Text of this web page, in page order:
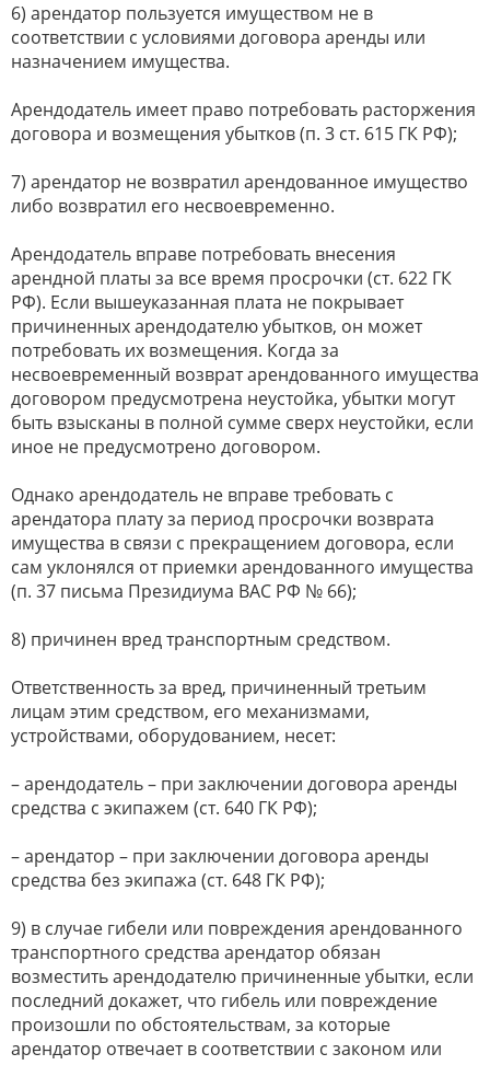
6) арендатор пользуется имуществом не в
соответствии с условиями договора аренды или
назначением имущества.
Арендодатель имеет право потребовать расторжения
договора и возмещения убытков (п. 3 ст. 615 ГК РФ);
7) арендатор не возвратил арендованное имущество
либо возвратил его несвоевременно.
Арендодатель вправе потребовать внесения
арендной платы за все время просрочки (ст. 622 ГК
РФ). Если вышеуказанная плата не покрывает
причиненных арендодателю убытков, он может
потребовать их возмещения. Когда за
несвоевременный возврат арендованного имущества
договором предусмотрена неустойка, убытки могут
быть взысканы в полной сумме сверх неустойки, если
иное не предусмотрено договором.
Однако арендодатель не вправе требовать с
арендатора плату за период просрочки возврата
имущества в связи с прекращением договора, если
сам уклонялся от приемки арендованного имущества
(п. 37 письма Президиума ВАС РФ № 66);
8) причинен вред транспортным средством.
Ответственность за вред, причиненный третьим
лицам этим средством, его механизмами,
устройствами, оборудованием, несет:
– арендодатель – при заключении договора аренды
средства с экипажем (ст. 640 ГК РФ);
– арендатор – при заключении договора аренды
средства без экипажа (ст. 648 ГК РФ);
9) в случае гибели или повреждения арендованного
транспортного средства арендатор обязан
возместить арендодателю причиненные убытки, если
последний докажет, что гибель или повреждение
произошли по обстоятельствам, за которые
арендатор отвечает в соответствии с законом или